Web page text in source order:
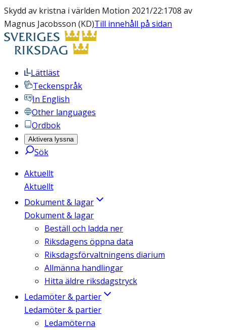
Skydd av kristna i världen Motion 2021/22:1708 av
Magnus Jacobsson (KD)Till innehåll på sidan
Lättläst
Teckenspråk
In English
Other languages
Ordbok
Aktivera lyssna
Sök
Aktuellt
Aktuellt
Dokument & lagar
Dokument & lagar
Beställ och ladda ner
Riksdagens öppna data
Riksdagsförvaltningens diarium
Allmänna handlingar
Hitta äldre riksdagstryck
Ledamöter & partier
Ledamöter & partier
Ledamöterna